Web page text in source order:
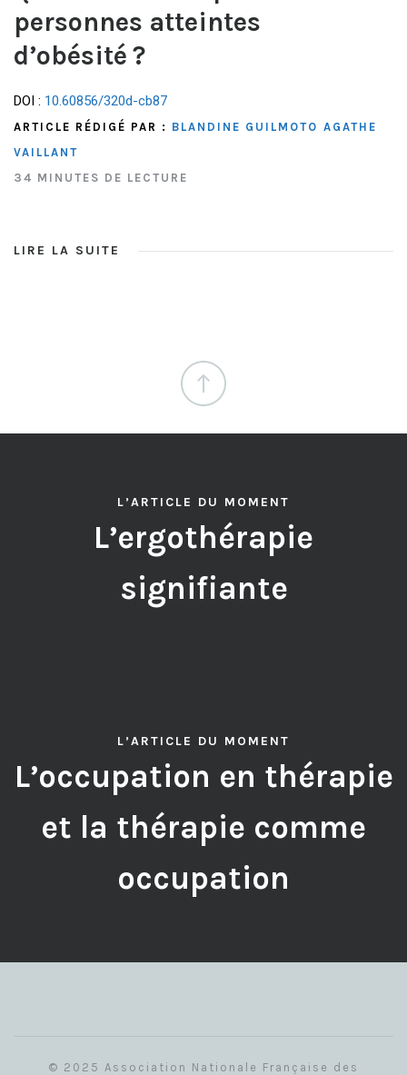
personnes atteintes
d’obésité ?
DOI : 10.60856/320d-cb87
ARTICLE RÉDIGÉ PAR : BLANDINE GUILMOTO AGATHE
VAILLANT
34 MINUTES DE LECTURE
LIRE LA SUITE
L’ARTICLE DU MOMENT
L’ergothérapie
signifiante
L’ARTICLE DU MOMENT
L’occupation en thérapie
et la thérapie comme
occupation
© 2025 Association Nationale Française des